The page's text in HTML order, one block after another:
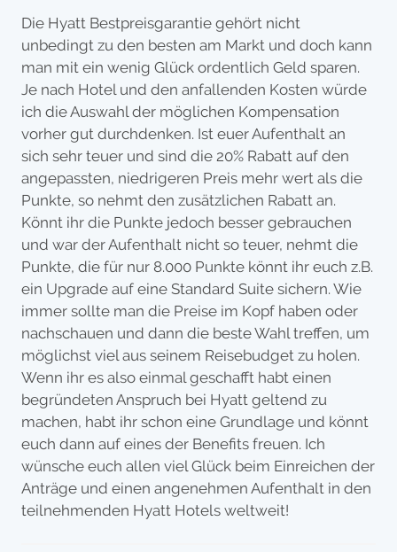
Die Hyatt Bestpreisgarantie gehört nicht
unbedingt zu den besten am Markt und doch kann
man mit ein wenig Glück ordentlich Geld sparen.
Je nach Hotel und den anfallenden Kosten würde
ich die Auswahl der möglichen Kompensation
vorher gut durchdenken. Ist euer Aufenthalt an
sich sehr teuer und sind die 20% Rabatt auf den
angepassten, niedrigeren Preis mehr wert als die
Punkte, so nehmt den zusätzlichen Rabatt an.
Könnt ihr die Punkte jedoch besser gebrauchen
und war der Aufenthalt nicht so teuer, nehmt die
Punkte, die für nur 8.000 Punkte könnt ihr euch z.B.
ein Upgrade auf eine Standard Suite sichern. Wie
immer sollte man die Preise im Kopf haben oder
nachschauen und dann die beste Wahl treffen, um
möglichst viel aus seinem Reisebudget zu holen.
Wenn ihr es also einmal geschafft habt einen
begründeten Anspruch bei Hyatt geltend zu
machen, habt ihr schon eine Grundlage und könnt
euch dann auf eines der Benefits freuen. Ich
wünsche euch allen viel Glück beim Einreichen der
Anträge und einen angenehmen Aufenthalt in den
teilnehmenden Hyatt Hotels weltweit!